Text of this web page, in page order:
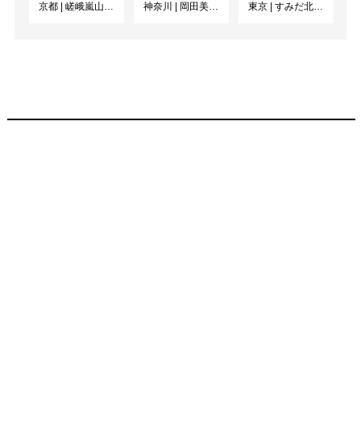
京都
嵯峨嵐山文華館
神奈川
岡田美術館
東京
すみだ北斎美術館